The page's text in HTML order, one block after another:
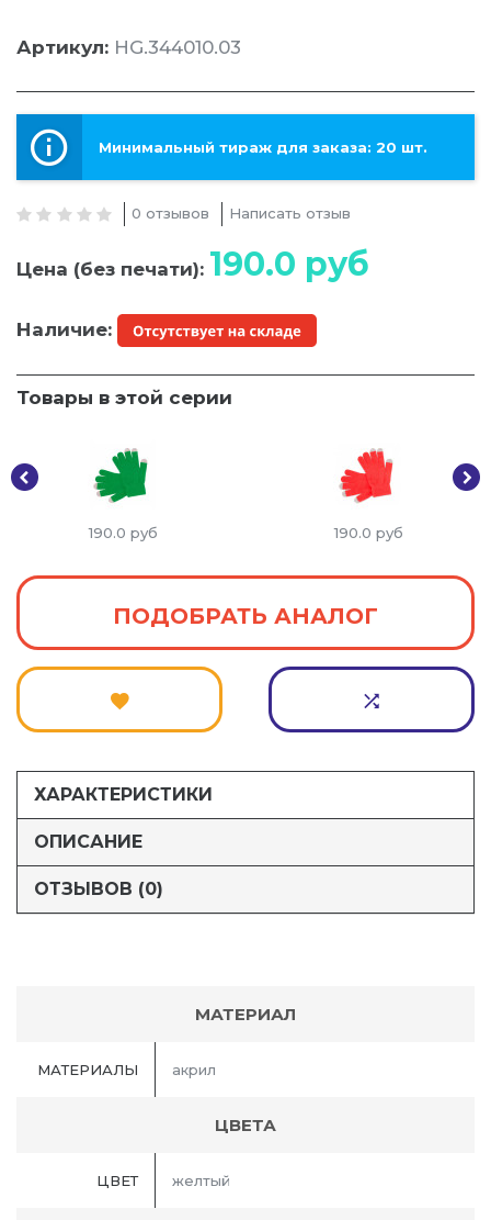
Артикул: HG.344010.03
Минимальный тираж для заказа: 20 шт.
0 отзывов Написать отзыв
Цена (без печати): 190.0 руб
Наличие:
Товары в этой серии
190.0 руб 190.0 руб
ПОДОБРАТЬ АНАЛОГ
ХАРАКТЕРИСТИКИ
ОПИСАНИЕ
ОТЗЫВОВ (0)
МАТЕРИАЛ
МАТЕРИАЛЫ акрил
ЦВЕТА
ЦВЕТ желтый